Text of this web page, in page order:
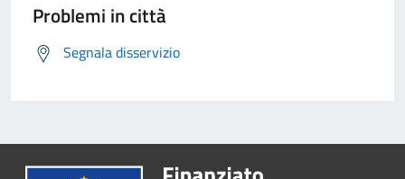
Problemi in città
Segnala disservizio